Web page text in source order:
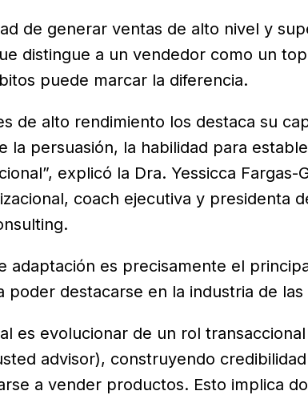
de generar ventas de alto nivel y
distingue a un vendedor como un
puede marcar la diferencia.
de alto rendimiento los destaca su
la persuasión, la habilidad para
explicó la Dra. Yessicca Fargas-
coach ejecutiva y presidenta
adaptación es precisamente el
poder destacarse en la industria de las
es evolucionar de un rol
advisor), construyendo
a vender productos. Esto implica